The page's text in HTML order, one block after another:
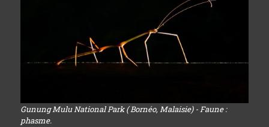
Gunung Mulu National Park ( Bornéo, Malaisie) - Faune :
phasme.